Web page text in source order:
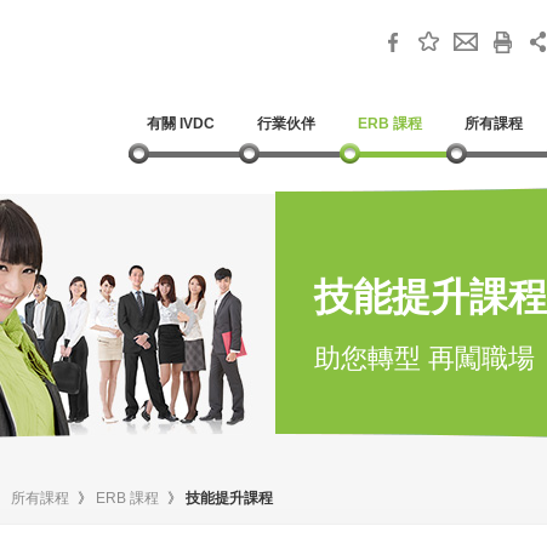
有關 IVDC 行業伙伴 ERB 課程 所有課程
技能提升課程
助您轉型 再闖職場
所有課程 》 ERB 課程 》 技能提升課程